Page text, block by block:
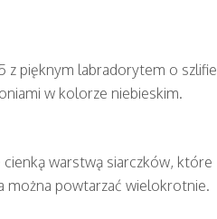
z pięknym labradorytem o szlifie
w kolorze niebieskim.
warstwą siarczków, które
można powtarzać wielokrotnie.